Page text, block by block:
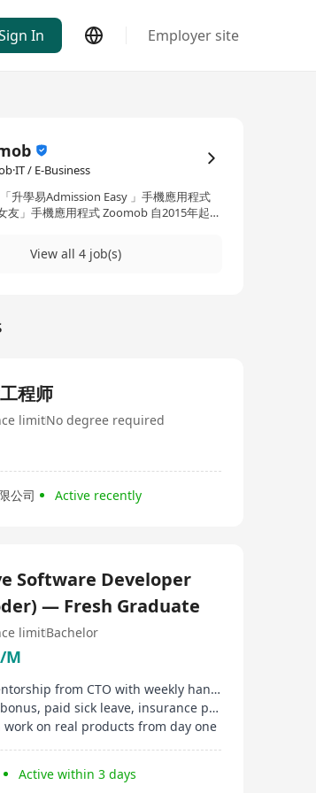
In Employer site
/ E-Business
升學易Admission Easy 」手機應用程式
應用程式 Zoomob 自2015年起推
，明報 ，經濟一周訪問 - 上市公司
View all 4 job(s)
程师
limitNo degree required
公司 Active recently
Software Developer
— Fresh Graduate
limitBachelor
M
Direct mentorship from CTO with weekly hands-on collaboration
Year-end bonus, paid sick leave, insurance plan
work on real products from day one
Active within 3 days